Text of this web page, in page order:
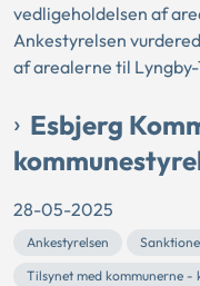
vedligeholdelsen af
Ankestyrelsen
af arealerne til
Esbjerg
28-05-2025
Ankestyrelsen
Tilsynet med kommunerne -